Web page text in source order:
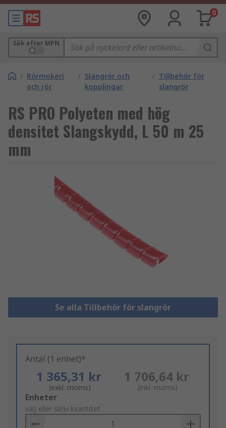
0
Sök efter MPN
/ Rörmokeri
och rör
/ Slangrör och
kopplingar
/ Tillbehör för
slangrör
RS PRO Polyeten med hög
densitet Slangskydd, L 50 m 25
mm
Se alla Tillbehör för slangrör
Antal (1 enhet)*
1 365,31 kr
(exkl. moms)
1 706,64 kr
(inkl. moms)
Add
to
Basket
Enheter
välj eller skriv kvantitet